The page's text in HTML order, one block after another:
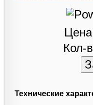
Кол-
Технические